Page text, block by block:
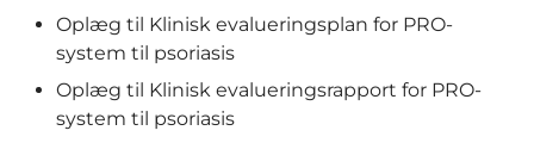
Oplæg til Klinisk evalueringsplan for PRO-
system til psoriasis
Oplæg til Klinisk evalueringsrapport for PRO-
system til psoriasis